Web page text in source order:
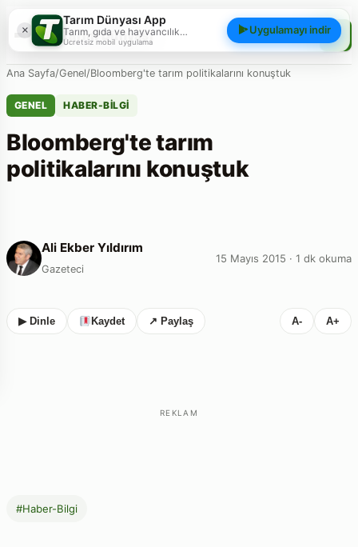
Tarım Dünyası
Ana Sayfa/Genel/Bloomberg'te tarım politikalarını konuştuk
GENEL HABER-BILGI
Bloomberg'te tarım
politikalarını konuştuk
Ali Ekber Yıldırım
Gazeteci
15 Mayıs 2015 · 1 dk okuma
▶ Dinle Kaydet ↗ Paylaş A- A+
REKLAM
#Haber-Bilgi
×
Tarım Dünyası App
Tarım, gıda ve hayvancılık
gündemini; haberler, yazılar, videolar
ve piyasa verileriyle cebinizden
takip edin.
Ücretsiz mobil uygulama
Uygulamayı indir